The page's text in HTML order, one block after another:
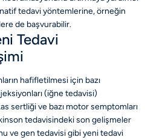
tedavi yöntemlerine, örneğin
de başvurabilir.
Tedavi
hafifletilmesi için bazı
(iğne tedavisi)
sertliği ve bazı motor semptomları
tedavisindeki son gelişmeler
ve gen tedavisi gibi yeni tedavi